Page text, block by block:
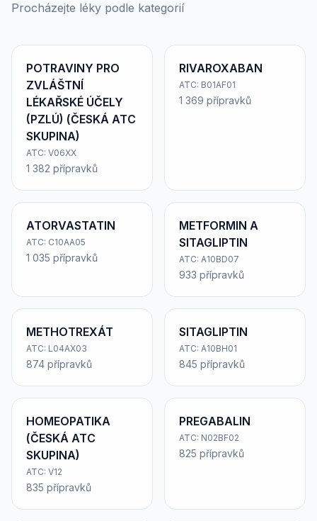
Procházejte léky podle kategorií
POTRAVINY PRO
ZVLÁŠTNÍ
LÉKAŘSKÉ ÚČELY
(PZLÚ) (ČESKÁ ATC
SKUPINA)
ATC: V06XX
1 382 přípravků
RIVAROXABAN
ATC: B01AF01
1 369 přípravků
ATORVASTATIN
ATC: C10AA05
1 035 přípravků
METFORMIN A
SITAGLIPTIN
ATC: A10BD07
933 přípravků
METHOTREXÁT
ATC: L04AX03
874 přípravků
SITAGLIPTIN
ATC: A10BH01
845 přípravků
HOMEOPATIKA
(ČESKÁ ATC
SKUPINA)
ATC: V12
835 přípravků
PREGABALIN
ATC: N02BF02
825 přípravků